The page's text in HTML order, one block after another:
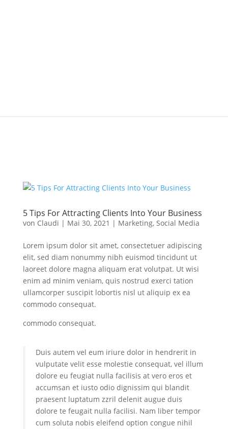
5 Tips For Attracting Clients Into Your Business
von Claudi | Mai 30, 2021 | Marketing, Social Media
Lorem ipsum dolor sit amet, consectetuer adipiscing
elit, sed diam nonummy nibh euismod tincidunt ut
laoreet dolore magna aliquam erat volutpat. Ut wisi
enim ad minim veniam, quis nostrud exerci tation
ullamcorper suscipit lobortis nisl ut aliquip ex ea
commodo consequat.
commodo consequat.
Duis autem vel eum iriure dolor in hendrerit in
vulputate velit esse molestie consequat, vel illum
dolore eu feugiat nulla facilisis at vero eros et
accumsan et iusto odio dignissim qui blandit
praesent luptatum zzril delenit augue duis
dolore te feugait nulla facilisi. Nam liber tempor
cum soluta nobis eleifend option congue nihil